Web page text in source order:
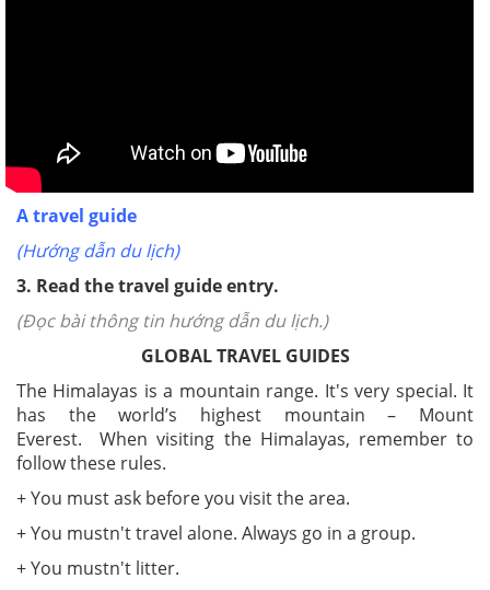
A travel guide
(Hướng dẫn du lịch)
3. Read the travel guide entry.
(Đọc bài thông tin hướng dẫn du lịch.)
GLOBAL TRAVEL GUIDES
The Himalayas is a mountain range. It's very special. It
has the world’s highest mountain – Mount
Everest. When visiting the Himalayas, remember to
follow these rules.
+ You must ask before you visit the area.
+ You mustn't travel alone. Always go in a group.
+ You mustn't litter.